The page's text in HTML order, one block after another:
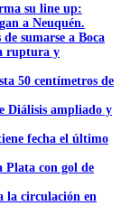
su line up:
a Neuquén.
sumarse a Boca
ruptura y
50 centímetros de
Diálisis ampliado y
fecha el último
Plata con gol de
la circulación en